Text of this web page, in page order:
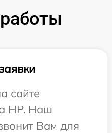
сайте
HP. Наш
Вам для